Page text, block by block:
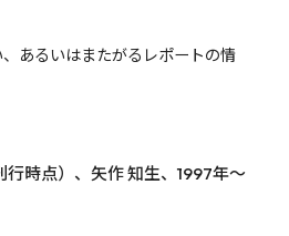
あるいはまたがるレポートの情
行時点）、矢作 知生、1997年～